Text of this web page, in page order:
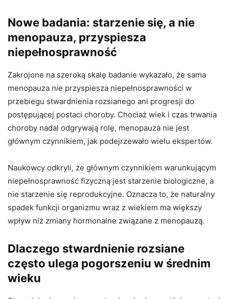
Nowe badania: starzenie się, a nie
menopauza, przyspiesza
niepełnosprawność
Zakrojone na szeroką skalę badanie wykazało, że sama
menopauza nie przyspiesza niepełnosprawności w
przebiegu stwardnienia rozsianego ani progresji do
postępującej postaci choroby. Chociaż wiek i czas trwania
choroby nadal odgrywają rolę, menopauza nie jest
głównym czynnikiem, jak podejrzewało wielu ekspertów.
Naukowcy odkryli, że głównym czynnikiem warunkującym
niepełnosprawność fizyczną jest starzenie biologiczne, a
nie starzenie się reprodukcyjne. Oznacza to, że naturalny
spadek funkcji organizmu wraz z wiekiem ma większy
wpływ niż zmiany hormonalne związane z menopauzą.
Dlaczego stwardnienie rozsiane
często ulega pogorszeniu w średnim
wieku